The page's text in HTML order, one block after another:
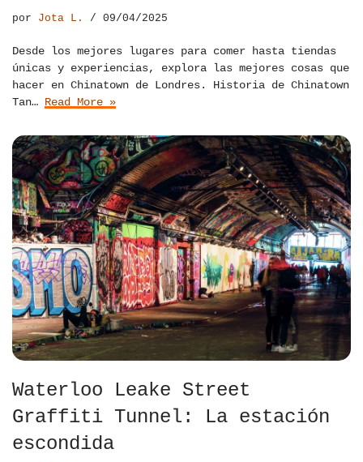
por Jota L. 09/04/2025
Desde los mejores lugares para comer hasta tiendas
únicas y experiencias, explora las mejores cosas que
hacer en Chinatown de Londres. Historia de Chinatown
Tan… Read More »
Waterloo Leake Street
Graffiti Tunnel: La estación
escondida